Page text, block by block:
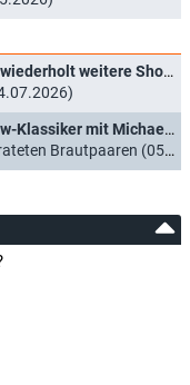
"Donnerlippchen" und "Was bin ich?": NDR wiederholt weitere Showklassiker
Schanze wird wiederholt
Brautpaaren (05.07.2026)